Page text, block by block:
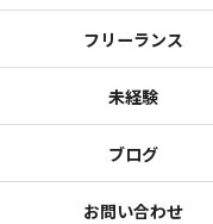
フリーランス
未経験
ブログ
お問い合わせ